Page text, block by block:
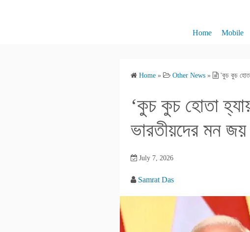
Home Mobile
Home » Other News » 'কুচ কুচ হোতা
‘কুচ কুচ হোতা
ভারতীয়দের মন
July 7, 2026
Samrat Das